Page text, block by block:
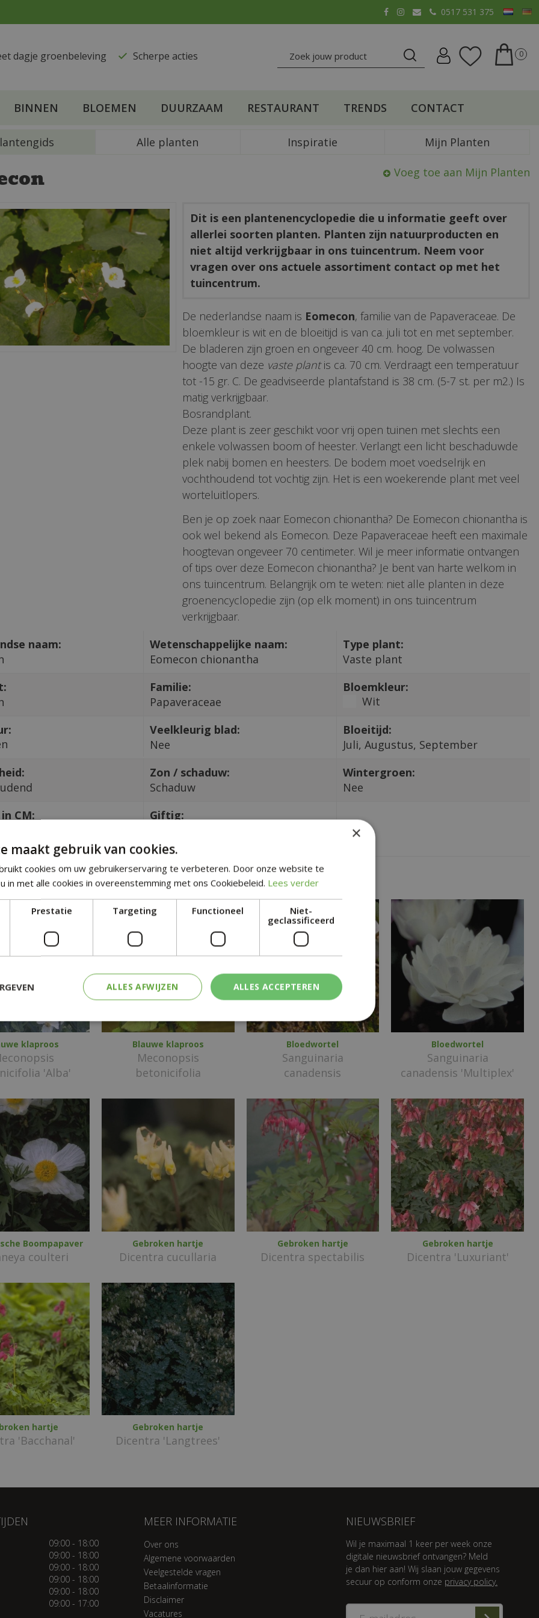
0517 531 375
dagje groenbeleving ​Scherpe acties
BINNEN BLOEMEN DUURZAAM RESTAURANT TRENDS CONTACT
Alle planten Inspiratie Mijn Planten
Voeg toe aan Mijn Planten
Dit is een plantenencyclopedie die u informatie geeft over
allerlei soorten planten. Planten zijn natuurproducten en
niet altijd verkrijgbaar in ons tuincentrum. Neem voor
vragen over ons actuele assortiment contact op met het
tuincentrum.
De nederlandse naam is Eomecon, familie van de Papaveraceae. De
bloemkleur is wit en de bloeitijd is van ca. juli tot en met september.
De bladeren zijn groen en ongeveer 40 cm. hoog. De volwassen
hoogte van deze vaste plantis ca. 70 cm. Verdraagt een temperatuur
tot -15 gr. C. De geadviseerde plantafstand is 38 cm. (5-7 st. per m2.) Is
matig verkrijgbaar.
Bosrandplant.
Deze plant is zeer geschikt voor vrij open tuinen met slechts een
enkele volwassen boom of heester. Verlangt een licht beschaduwde
plek nabij bomen en heesters. De bodem moet voedselrijk en
vochthoudend tot vochtig zijn. Het is een woekerende plant met veel
worteluitlopers.
Ben je op zoek naar Eomecon chionantha? De Eomecon chionantha is
ook wel bekend als Eomecon. Deze Papaveraceae heeft een maximale
hoogtevan ongeveer 70 centimeter. Wil je meer informatie ontvangen
of tips over deze Eomecon chionantha? Je bent van harte welkom in
ons tuincentrum. Belangrijk om te weten: niet alle planten in deze
groenencyclopedie zijn (op elk moment) in ons tuincentrum
verkrijgbaar.
naam:
Wetenschappelijke naam:
Eomecon chionantha
Type plant:
Vaste plant
Familie:
Papaveraceae
Bloemkleur:
Wit
Veelkleurig blad:
Nee
Bloeitijd:
Juli, Augustus, September
Zon / schaduw:
Schaduw
Wintergroen:
Nee
CM:
Giftig:
planten
klaproos
'Alba'
Blauwe klaproos
Meconopsis
betonicifolia
Bloedwortel
Sanguinaria
canadensis
Bloedwortel
Sanguinaria
canadensis 'Multiplex'
Boompapaver
coulteri
Gebroken hartje
Dicentra cucullaria
Gebroken hartje
Dicentra spectabilis
Gebroken hartje
Dicentra 'Luxuriant'
hartje
'Bacchanal'
Gebroken hartje
Dicentra 'Langtrees'
09:00 - 18:00
09:00 - 18:00
09:00 - 18:00
09:00 - 18:00
09:00 - 18:00
09:00 - 17:00
MEER INFORMATIE
Over ons
Algemene voorwaarden
Veelgestelde vragen
Betaalinformatie
Disclaimer
Vacatures
NIEUWSBRIEF
Wil je maximaal 1 keer per week onze
digitale nieuwsbrief ontvangen? Meld
je dan hier aan! Wij slaan jouw gegevens
secuur op conform onze privacy policy.
×
maakt gebruik van cookies.
cookies om uw gebruikerservaring te verbeteren. Door onze website te
in met alle cookies in overeenstemming met ons Cookiebeleid. Lees verder
Prestatie Targeting Functioneel
Niet-
geclassificeerd
ALLES ACCEPTEREN
ALLES AFWIJZEN